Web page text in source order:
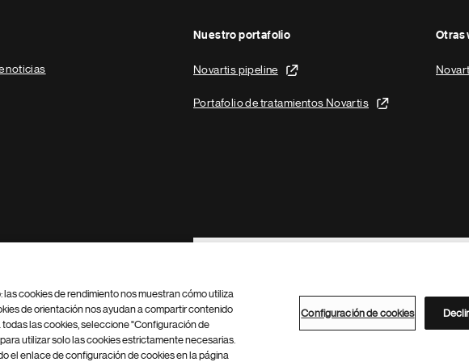
noticias
Nuestro portafolio
Novartis pipeline
Portafolio de tratamientos Novartis
Otras
Footer Site Search
Configuración de cookies Mapa del sitio
cookies de rendimiento nos muestran cómo utiliza
de orientación nos ayudan a compartir contenido
las cookies, seleccione "Configuración de
utilizar solo las cookies estrictamente necesarias.
el enlace de configuración de cookies en la página
Configuración de cookies